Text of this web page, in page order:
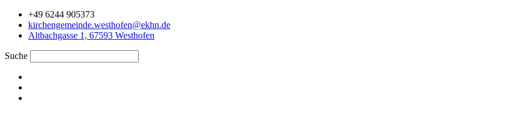
Zum
Inhalt
springen
+49 6244 905373
kirchengemeinde.westhofen@ekhn.de
Altbachgasse 1, 67593 Westhofen
Suche